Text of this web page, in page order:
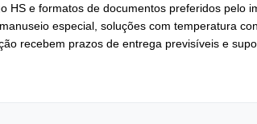
HS e formatos de documentos preferidos pelo
especial, soluções com temperatura
recebem prazos de entrega previsíveis e